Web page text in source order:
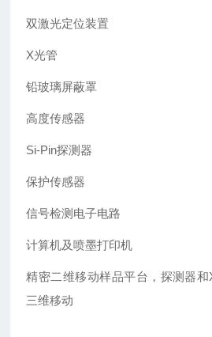
双激光定位装置
X光管
铅玻璃屏蔽罩
高度传感器
Si-Pin探测器
保护传感器
信号检测电子电路
计算机及喷墨打印机
精密二维移动样品平台，探测器
三维移动